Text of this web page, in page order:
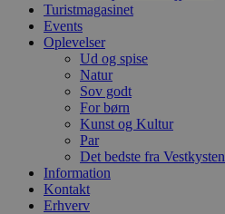
Turistmagasinet
Events
Oplevelser
Ud og spise
Natur
Sov godt
For børn
Kunst og Kultur
Par
Det bedste fra Vestkysten
Information
Kontakt
Erhverv